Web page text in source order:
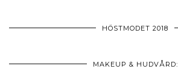
HÖSTMODET 2018
MAKEUP & HUDVÅRD: